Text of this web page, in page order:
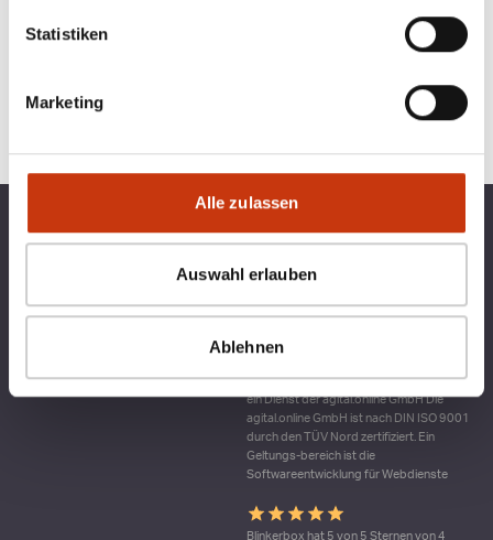
Statistiken
Marketing
Alle zulassen
Auswahl erlauben
Ablehnen
TOP KATEGORIEN BLINKERBOX
Qualitätsmanagement bei blinkerbox.de –
ein Dienst der agital.online GmbH Die
agital.online GmbH ist nach DIN ISO 9001
durch den TÜV Nord zertifiziert. Ein
Geltungs-bereich ist die
Softwareentwicklung für Webdienste
Blinkerbox hat 5 von 5 Sternen von 4